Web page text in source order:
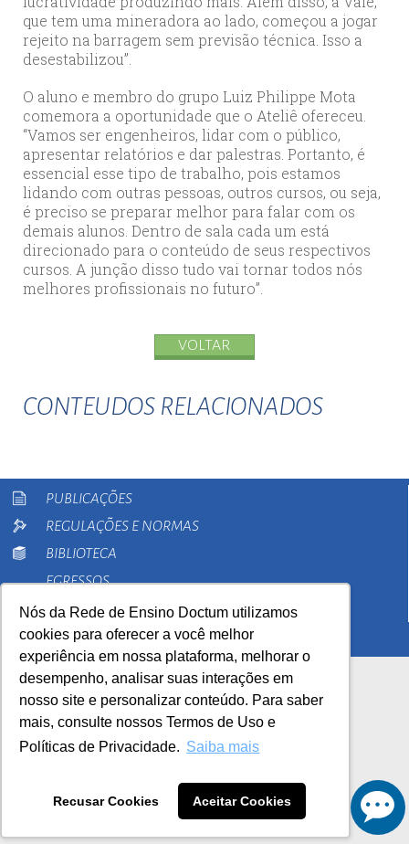
Nós da Rede de Ensino Doctum utilizamos
cookies para oferecer a você melhor
experiência em nossa plataforma, melhorar o
desempenho, analisar suas interações em
nosso site e personalizar conteúdo. Para saber
mais, consulte nossos Termos de Uso e
Políticas de Privacidade. Saiba mais
Recusar Cookies Aceitar Cookies
que tem uma mineradora ao lado, começou a jogar
rejeito na barragem sem previsão técnica. Isso a
desestabilizou”.
O aluno e membro do grupo Luiz Philippe Mota
comemora a oportunidade que o Ateliê ofereceu.
“Vamos ser engenheiros, lidar com o público,
apresentar relatórios e dar palestras. Portanto, é
essencial esse tipo de trabalho, pois estamos
lidando com outras pessoas, outros cursos, ou seja,
é preciso se preparar melhor para falar com os
demais alunos. Dentro de sala cada um está
direcionado para o conteúdo de seus respectivos
cursos. A junção disso tudo vai tornar todos nós
melhores profissionais no futuro”.
VOLTAR
CONTEUDOS RELACIONADOS
PUBLICAÇÕES
REGULAÇÕES E NORMAS
BIBLIOTECA
EGRESSOS
PESQUISA
EXTENSÃO
AutoAvaliação Institucional
0800 033 1100